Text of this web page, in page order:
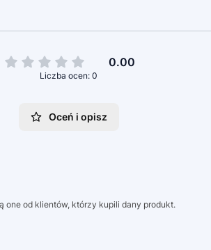
0.00
Liczba ocen: 0
Oceń i opisz
one od klientów, którzy kupili dany produkt.